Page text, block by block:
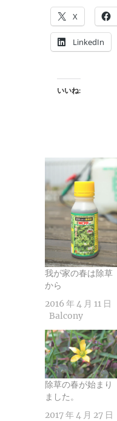
X
LinkedIn
いいね:
我が家の春は除草
から
2016 年 4 月 11 日
Balcony
除草の春が始まり
ました。
2017 年 4 月 27 日